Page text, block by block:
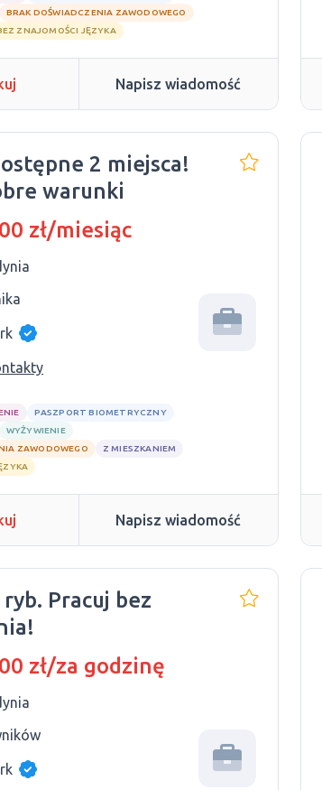
BRAK DOŚWIADCZENIA ZAWODOWEGO
ZNAJOMOŚCI JĘZYKA
Napisz wiadomość
2 miejsca!
warunki
zł/miesiąc
PASZPORT BIOMETRYCZNY
WYŻYWIENIE
ZAWODOWEGO
Z MIESZKANIEM
Napisz wiadomość
Pracuj bez
zł/za godzinę